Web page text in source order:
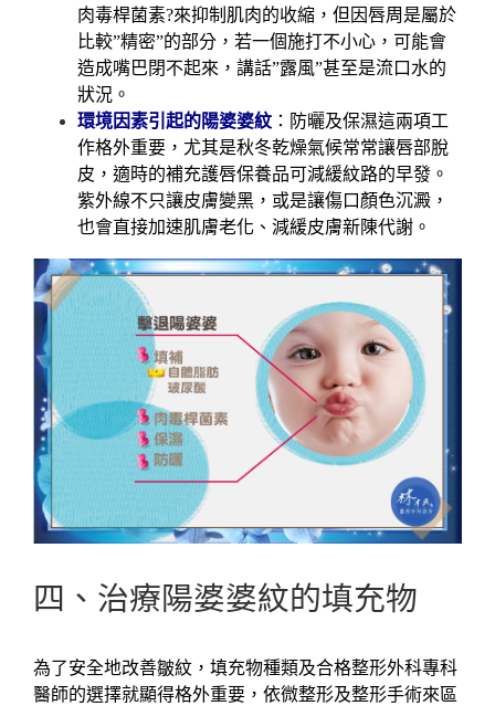
肉毒桿菌素?來抑制肌肉的收縮，但因唇周是屬於
比較”精密”的部分，若一個施打不小心，可能會
造成嘴巴閉不起來，講話”露風”甚至是流口水的
狀況。
環境因素引起的陽婆婆紋 ：防曬及保濕這兩項工
作格外重要，尤其是秋冬乾燥氣候常常讓唇部脫
皮，適時的補充護唇保養品可減緩紋路的早發。
紫外線不只讓皮膚變黑，或是讓傷口顏色沉澱，
也會直接加速肌膚老化、減緩皮膚新陳代謝。
四、治療陽婆婆紋的填充物
為了安全地改善皺紋，填充物種類及合格整形外科專科
醫師的選擇就顯得格外重要，依微整形及整形手術來區